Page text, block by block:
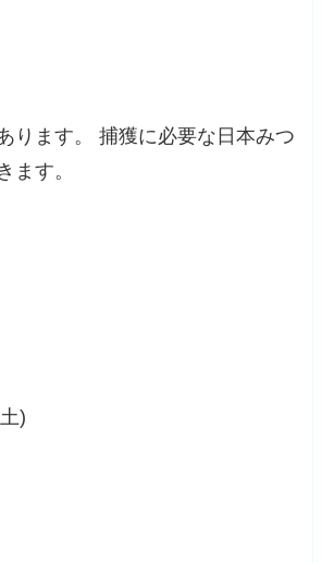
ります。 捕獲に必要な日本みつ
ます。
)